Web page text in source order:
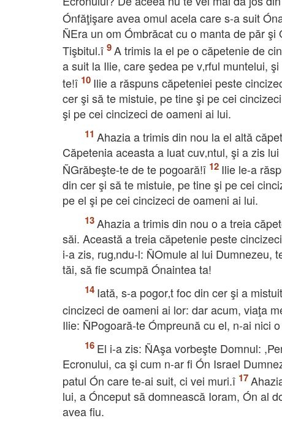
Ónfăţişare avea omul acela care s-a suit
ÑEra un om Ómbrăcat cu o manta de păr
Tişbitul.î
A trimis la el pe o căpetenie de
a suit la Ilie, care şedea pe v‚rful muntelui,
te!î
Ilie a răspuns căpeteniei peste
cer şi să te mistuie, pe tine şi pe cei
şi pe cei cincizeci de oameni ai lui.
Ahazia a trimis din nou la el altă
Căpetenia aceasta a luat cuv‚ntul, şi a zis
ÑGrăbeşte-te de te pogoară!î
Ilie le-a
din cer şi să te mistuie, pe tine şi pe cei
pe el şi pe cei cincizeci de oameni ai lui.
Ahazia a trimis din nou o a treia
săi. Această a treia căpetenie peste
i-a zis, rug‚ndu-l: ÑOmule al lui
tăi, să fie scumpă Ónaintea ta!
Iată, s-a pogor‚t foc din cer şi a
cincizeci de oameni ai lor: dar acum, viaţa
Ilie: ÑPogoară-te Ómpreună cu el, n-ai nici
El i-a zis: ÑAşa vorbeşte Domnul:
Ecronului, ca şi cum n-ar fi Ón Israel
patul Ón care te-ai suit, ci vei muri.î
lui, a Ónceput să domnească Ioram, Ón al
avea fiu.